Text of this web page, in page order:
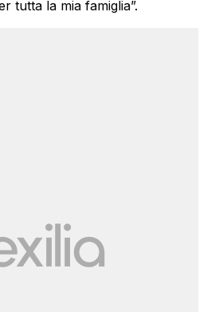
tutta la mia famiglia”.